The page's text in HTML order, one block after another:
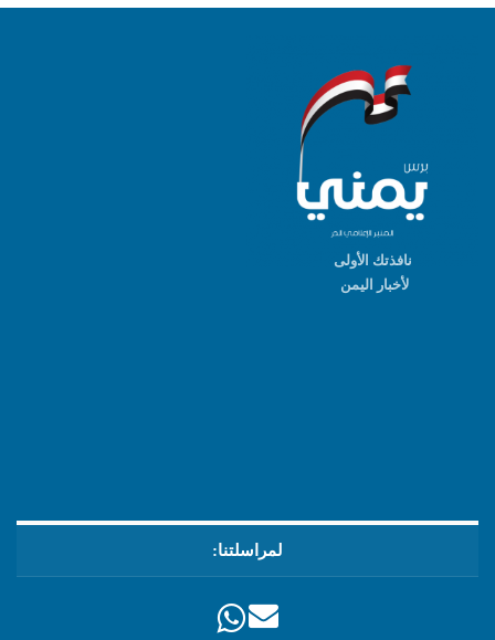
نافذتك الأولى
لأخبار اليمن
لمراسلتنا: